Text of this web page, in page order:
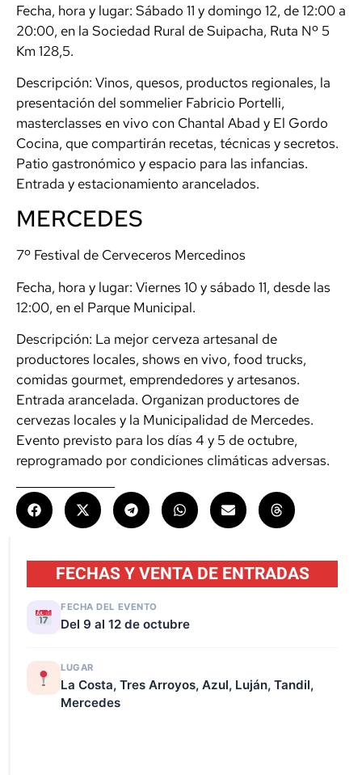
Fecha, hora y lugar: Sábado 11 y domingo 12, de 12:00 a
20:00, en la Sociedad Rural de Suipacha, Ruta Nº 5
Km 128,5.
Descripción: Vinos, quesos, productos regionales, la
presentación del sommelier Fabricio Portelli,
masterclasses en vivo con Chantal Abad y El Gordo
Cocina, que compartirán recetas, técnicas y secretos.
Patio gastronómico y espacio para las infancias.
Entrada y estacionamiento arancelados.
MERCEDES
7º Festival de Cerveceros Mercedinos
Fecha, hora y lugar: Viernes 10 y sábado 11, desde las
12:00, en el Parque Municipal.
Descripción: La mejor cerveza artesanal de
productores locales, shows en vivo, food trucks,
comidas gourmet, emprendedores y artesanos.
Entrada arancelada. Organizan productores de
cervezas locales y la Municipalidad de Mercedes.
Evento previsto para los días 4 y 5 de octubre,
reprogramado por condiciones climáticas adversas.
FECHAS Y VENTA DE ENTRADAS
FECHA DEL EVENTO
Del 9 al 12 de octubre
LUGAR
La Costa, Tres Arroyos, Azul, Luján, Tandil,
Mercedes